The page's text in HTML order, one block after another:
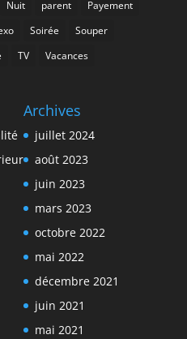
Nuit parent
Payement
Soirée
Souper
TV Vacances
Archives
juillet 2024
août 2023
juin 2023
mars 2023
octobre 2022
mai 2022
décembre 2021
juin 2021
mai 2021